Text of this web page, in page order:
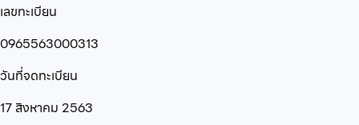
เลขทะเบียน
0965563000313
วันที่จดทะเบียน
17 สิงหาคม 2563